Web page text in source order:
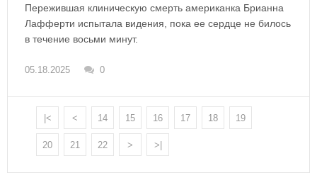
Пережившая клиническую смерть американка Брианна
Лафферти испытала видения, пока ее сердце не билось
в течение восьми минут.
05.18.2025 0
|< < 14 15 16 17 18 19
20 21 22 > >|